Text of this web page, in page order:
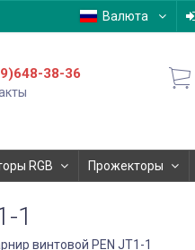
Валюта
38-36
RGB Прожекторы
1
винтовой PEN JT1-1